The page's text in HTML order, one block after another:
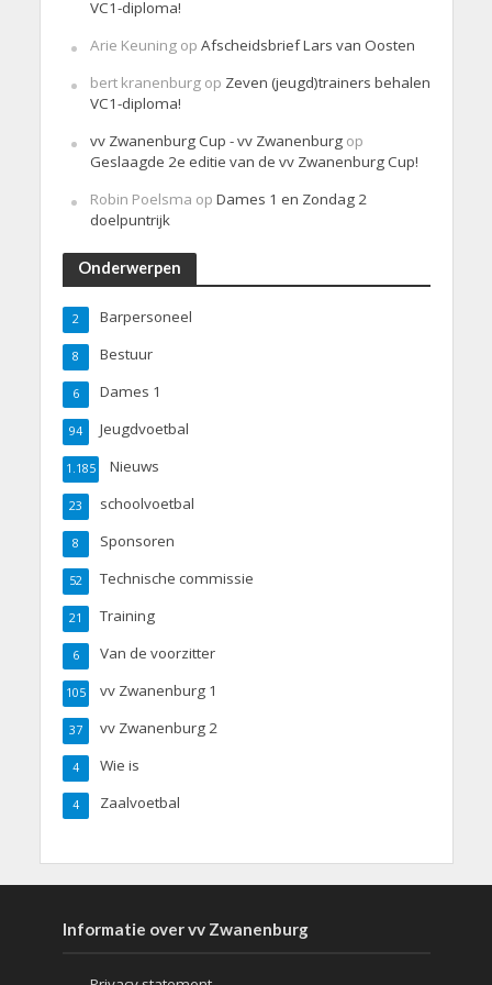
VC1-diploma!
Arie Keuningop Afscheidsbrief Lars van Oosten
bert kranenburgop Zeven (jeugd)trainers behalen
VC1-diploma!
vv Zwanenburg Cup - vv Zwanenburgop
Geslaagde 2e editie van de vv Zwanenburg Cup!
Robin Poelsma op Dames 1 en Zondag 2
doelpuntrijk
Onderwerpen
Barpersoneel
2
Bestuur
8
Dames 1
6
Jeugdvoetbal
94
Nieuws
1.185
schoolvoetbal
23
Sponsoren
8
Technische commissie
52
Training
21
Van de voorzitter
6
vv Zwanenburg 1
105
vv Zwanenburg 2
37
Wie is
4
Zaalvoetbal
4
Informatie over vv Zwanenburg